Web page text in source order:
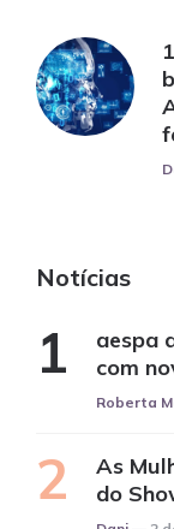
Notícias
aespa
com
Posted
Roberta
As
do
Posted